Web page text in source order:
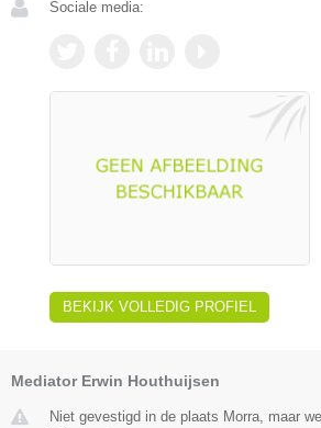
Sociale media:
BEKIJK VOLLEDIG PROFIEL
Mediator Erwin Houthuijsen
Niet gevestigd in de plaats Morra, maar